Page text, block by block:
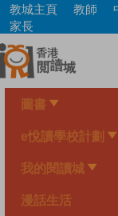
Skip
main
content
教城主頁 教師
家長
圖書
e悅讀學校計劃
我的閱讀城
漫話生活